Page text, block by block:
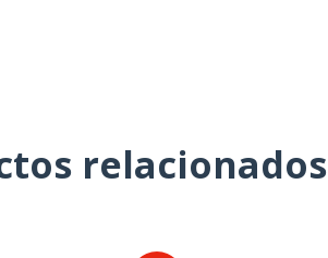
relacionados